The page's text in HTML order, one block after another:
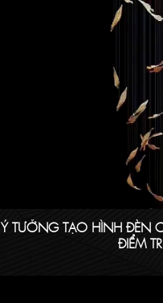
Ý TƯỞNG TẠO HÌNH ĐÈN
ĐIỂM